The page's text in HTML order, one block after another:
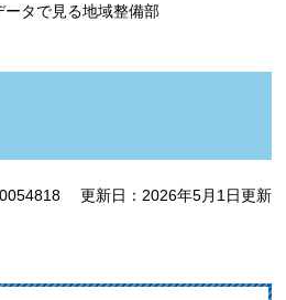
ータで見る地域整備部
更新日：2026年5月1日更新